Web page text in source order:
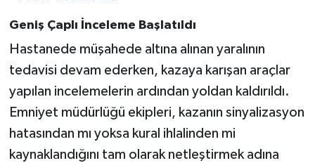
Geniş Çaplı İnceleme Başlatıldı
Hastanede müşahede altına alınan yaralının
tedavisi devam ederken, kazaya karışan araçlar
yapılan incelemelerin ardından yoldan kaldırıldı.
Emniyet müdürlüğü ekipleri, kazanın sinyalizasyon
hatasından mı yoksa kural ihlalinden mi
kaynaklandığını tam olarak netleştirmek adına